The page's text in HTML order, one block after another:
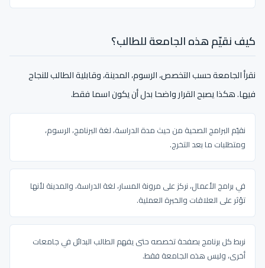
كيف نقيّم هذه الجامعة للطالب؟
نقرأ الجامعة حسب التخصص، الرسوم، المدينة، وقابلية الطالب للنجاح
فيها. هكذا يصبح القرار واضحا بدل أن يكون اسما فقط.
نقيّم البرامج الصحية من حيث مدة الدراسة، لغة البرنامج، الرسوم،
ومتطلبات ما بعد التخرج.
في برامج الأعمال، نركز على مرونة المسار، لغة الدراسة، والمدينة لأنها
تؤثر على العلاقات والخبرة العملية.
نربط كل برنامج بصفحة تخصصه حتى يفهم الطالب البدائل في جامعات
أخرى، وليس هذه الجامعة فقط.